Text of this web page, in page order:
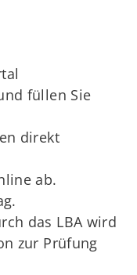
füllen Sie
direkt
ab.
das LBA wird
zur Prüfung